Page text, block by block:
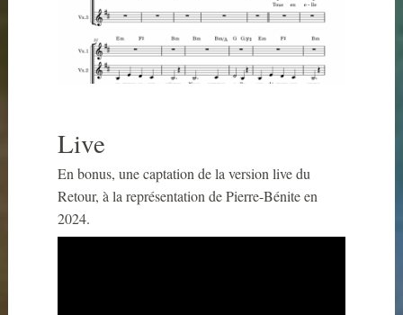
Live
En bonus, une captation de la version live du
Retour, à la représentation de Pierre-Bénite en
2024.